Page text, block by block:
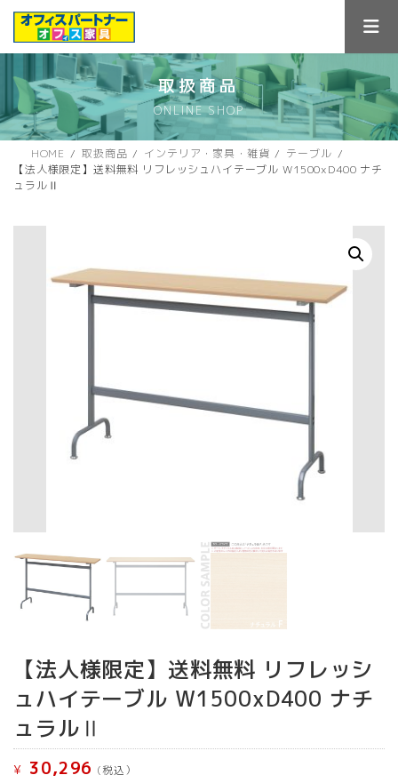
ス
キ
ン
に
取扱商品
ONLINE SHOP
HOME 取扱商品 インテリア・家具・雑貨
テーブル
【法人様限定】送料無料 リフレッシュハイテーブル W1500xD400 ナチ
ュラルⅡ
【法人様限定】送料無料 リフレッシ
ュハイテーブル W1500xD400 ナチ
ュラルⅡ
¥ 30,296 (税込）